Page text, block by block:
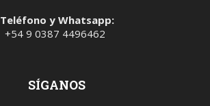
Teléfono y Whatsapp:
+54 9 0387 4496462
SÍGANOS